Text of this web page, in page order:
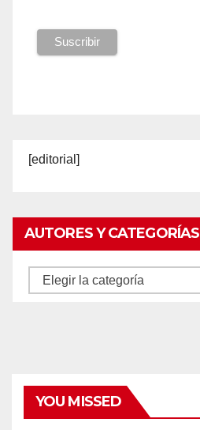
[editorial]
AUTORES Y CATEGORÍAS
Autores
YOU MISSED